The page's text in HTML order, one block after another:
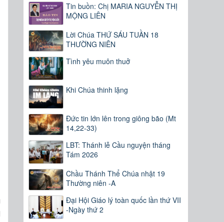
Tin buồn: Chị MARIA NGUYỄN THỊ
MỘNG LIÊN
Lời Chúa THỨ SÁU TUẦN 18
THƯỜNG NIÊN
Tình yêu muôn thuở
Khi Chúa thinh lặng
Đức tin lớn lên trong giông bão (Mt
14,22-33)
LBT: Thánh lễ Cầu nguyện tháng
Tám 2026
Chầu Thánh Thể Chúa nhật 19
Thường niên -A
Đại Hội Giáo lý toàn quốc lần thứ VII
-Ngày thứ 2